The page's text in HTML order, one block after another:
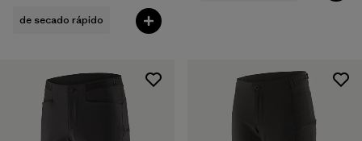
de secado rápido